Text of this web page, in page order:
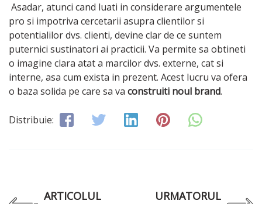
Asadar, atunci cand luati in considerare argumentele
pro si impotriva cercetarii asupra clientilor si
potentialilor dvs. clienti, devine clar de ce suntem
puternici sustinatori ai practicii. Va permite sa obtineti
o imagine clara atat a marcilor dvs. externe, cat si
interne, asa cum exista in prezent. Acest lucru va ofera
o baza solida pe care sa va construiti noul brand.
Distribuie:
ARTICOLUL
URMATORUL